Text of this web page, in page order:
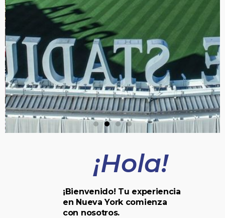
¡Hola!
¡Bienvenido! Tu experiencia
en Nueva York comienza
con nosotros.